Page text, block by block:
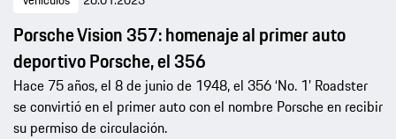
Porsche Vision 357: homenaje al primer auto
deportivo Porsche, el 356
Hace 75 años, el 8 de junio de 1948, el 356 ‘No. 1’ Roadster
se convirtió en el primer auto con el nombre Porsche en recibir
su permiso de circulación.